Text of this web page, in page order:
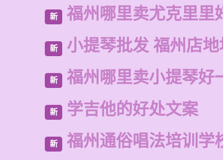
新 福州哪里卖尤克里里
新 小提琴批发 福州店
新 福州哪里卖小提琴好
新 学吉他的好处文案
新 福州通俗唱法培训学